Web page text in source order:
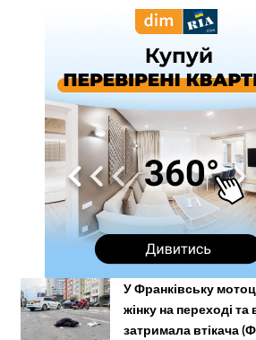
У Франківську
жінку на переході та
затримала втікача